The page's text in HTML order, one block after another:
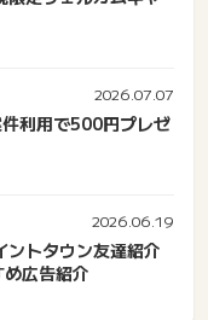
2026.07.07
利用で500円プレゼ
2026.06.19
ントタウン友達紹介
広告紹介